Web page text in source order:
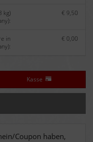
kg)
€ 9,50
in
€ 0,00
Kasse
Coupon haben,